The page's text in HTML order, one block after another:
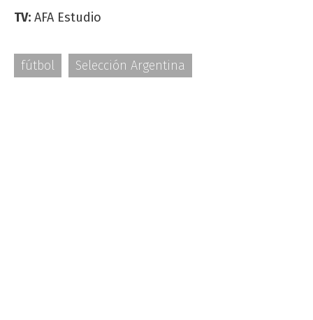
TV: AFA Estudio
fútbol Selección Argentina